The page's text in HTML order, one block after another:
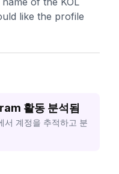
like the profile
활동 분석됨
서 계정을 추적하고 분